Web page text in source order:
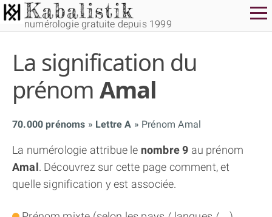
numérologie gratuite depuis 1999
La signification du
prénom Amal
70.000 prénoms Lettre A Prénom Amal
La numérologie attribue le nombre 9 au prénom
Amal. Découvrez sur cette page comment, et
quelle signification y est associée.
THÈME GRATUIT
THÈME NUMÉROLOGIQUE APPROFONDI
THÈME TEMPOREL